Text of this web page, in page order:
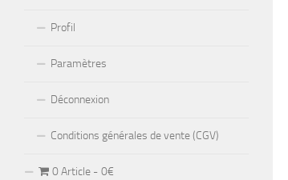
Profil
Paramètres
Déconnexion
Conditions générales de vente (CGV)
0 Article 0€